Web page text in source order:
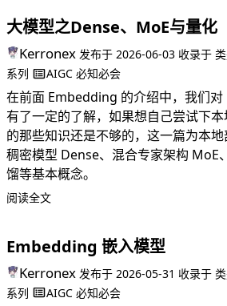
大模型之Dense、MoE与量化
Kerronex 发布于 2026-06-03 收录于
系列
AIGC 必知必会
在前面 Embedding 的介绍中，我们对
有了一定的了解，如果想自己尝试下
的那些知识还是不够的，这一篇为本
稠密模型 Dense、混合专家架构 MoE
馏等基本概念。
阅读全文
Embedding 嵌入模型
Kerronex 发布于 2026-05-31 收录于
系列
AIGC 必知必会